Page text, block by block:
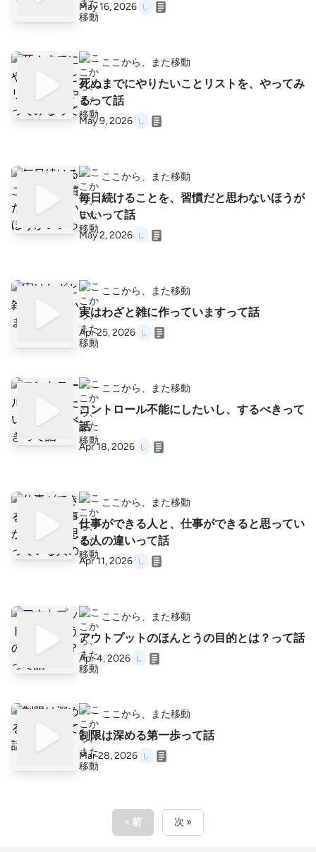
May 16, 2026
ここから、また移動
死ぬまでにやりたいことリストを、やってみ
るって話
May 9, 2026
ここから、また移動
毎日続けることを、習慣だと思わないほうが
いいって話
May 2, 2026
ここから、また移動
実はわざと雑に作っていますって話
Apr 25, 2026
ここから、また移動
コントロール不能にしたいし、するべきって
話
Apr 18, 2026
ここから、また移動
仕事ができる人と、仕事ができると思ってい
る人の違いって話
Apr 11, 2026
ここから、また移動
アウトプットのほんとうの目的とは？って話
Apr 4, 2026
ここから、また移動
制限は深める第一歩って話
Mar 28, 2026
« 前 次 »